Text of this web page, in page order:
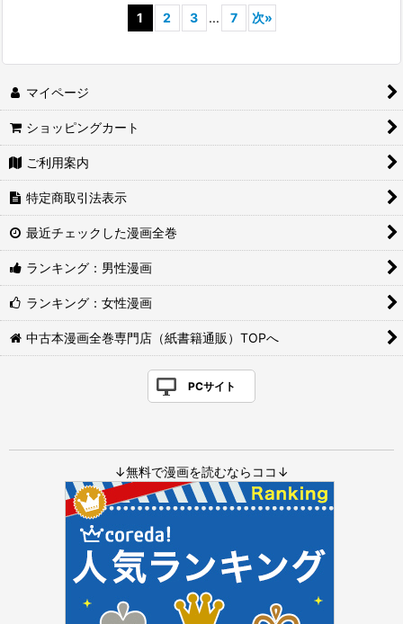
1 2 3 ... 7 次»
マイページ
ショッピングカート
ご利用案内
特定商取引法表示
最近チェックした漫画全巻
ランキング：男性漫画
ランキング：女性漫画
中古本漫画全巻専門店（紙書籍通販）TOPへ
PCサイト
↓無料で漫画を読むならココ↓